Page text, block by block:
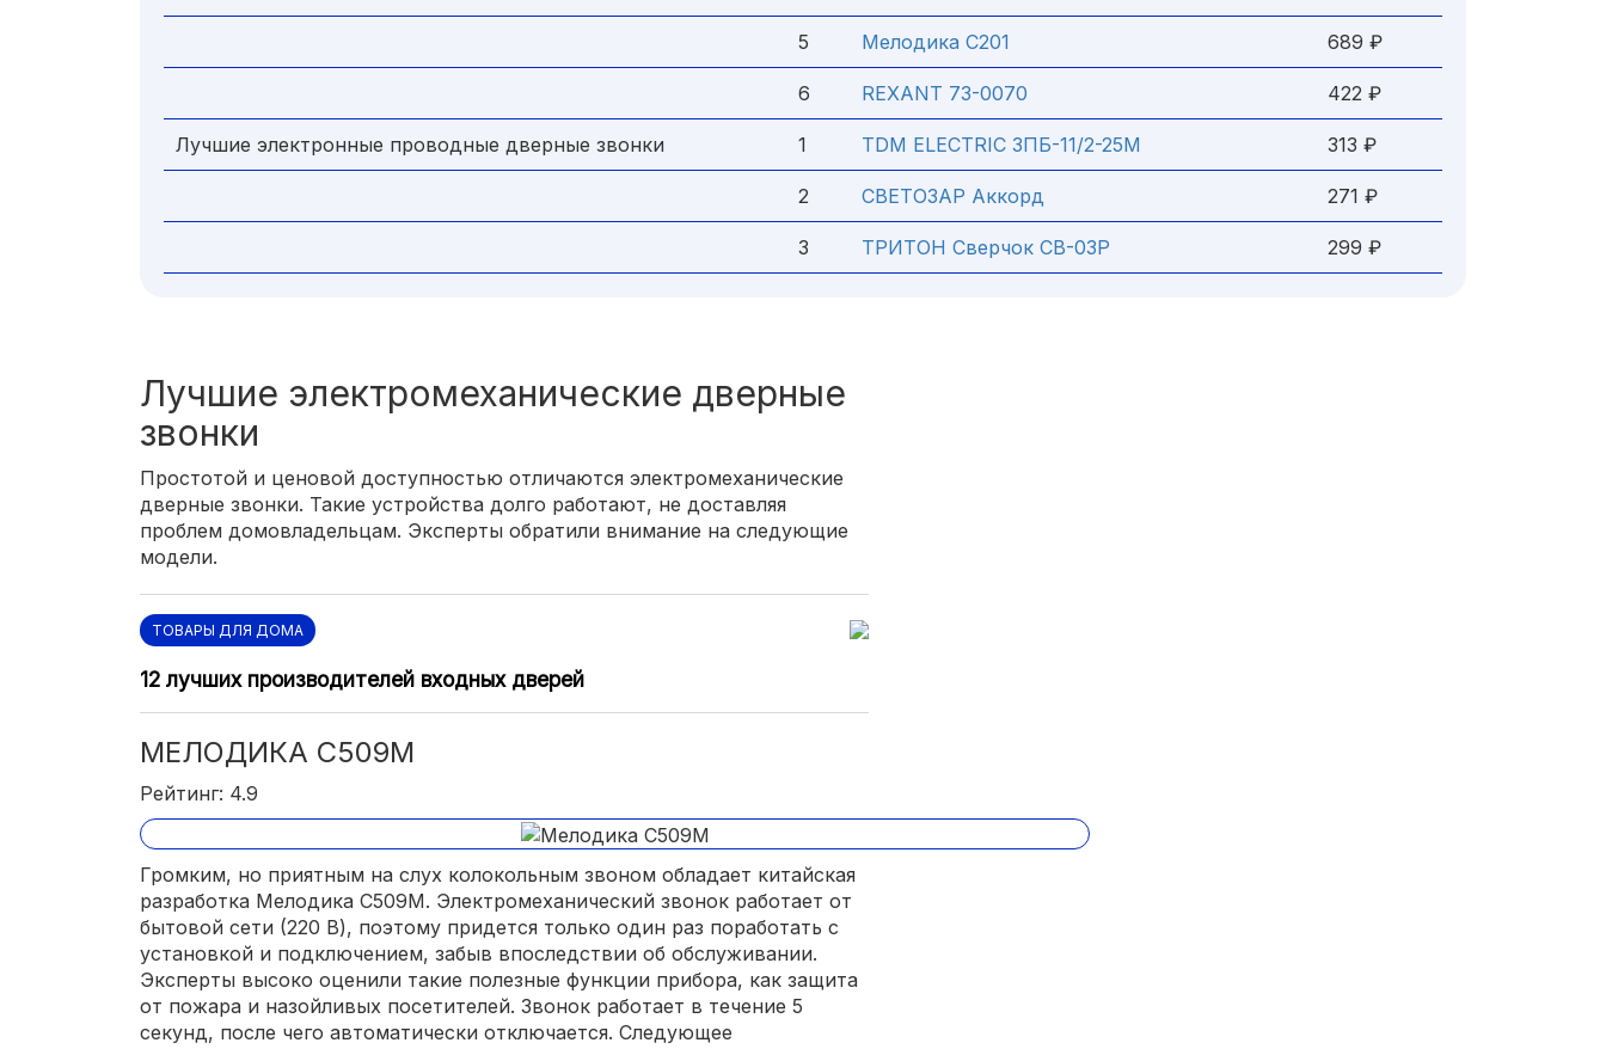
5 Мелодика С201 689 ₽
6 REXANT 73-0070 422 ₽
Лучшие электронные проводные дверные звонки 1 TDM ELECTRIC ЗПБ-11/2-25М 313 ₽
2 СВЕТОЗАР Аккорд 271 ₽
3 ТРИТОН Сверчок СВ-03Р 299 ₽
Лучшие электромеханические дверные
звонки
Простотой и ценовой доступностью отличаются электромеханические
дверные звонки. Такие устройства долго работают, не доставляя
проблем домовладельцам. Эксперты обратили внимание на следующие
модели.
ТОВАРЫ ДЛЯ ДОМА
12 лучших производителей входных дверей
МЕЛОДИКА С509М
Рейтинг: 4.9
Громким, но приятным на слух колокольным звоном обладает китайская
разработка Мелодика С509М. Электромеханический звонок работает от
бытовой сети (220 В), поэтому придется только один раз поработать с
установкой и подключением, забыв впоследствии об обслуживании.
Эксперты высоко оценили такие полезные функции прибора, как защита
от пожара и назойливых посетителей. Звонок работает в течение 5
секунд, после чего автоматически отключается. Следующее